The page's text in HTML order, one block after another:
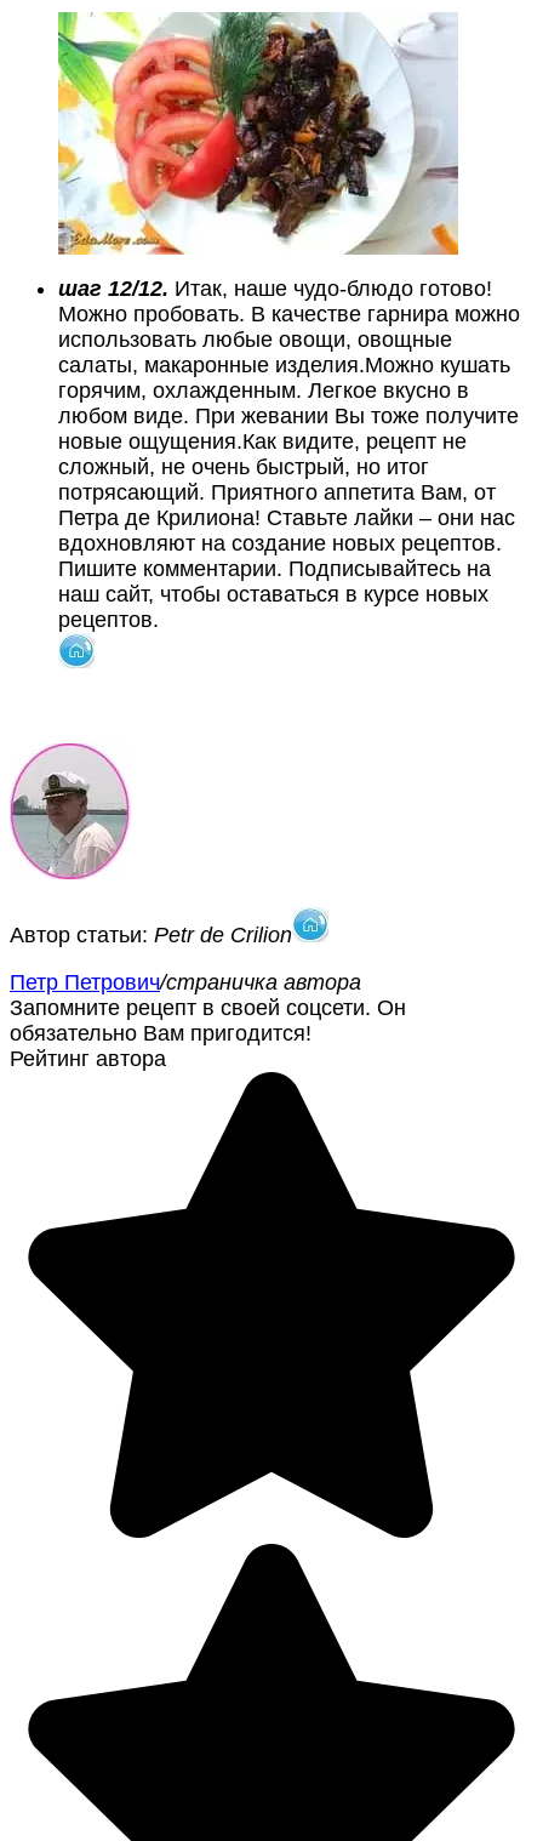
шаг 12/12. Итак, наше чудо-блюдо готово!
Можно пробовать. В качестве гарнира можно
использовать любые овощи, овощные
салаты, макаронные изделия.Можно кушать
горячим, охлажденным. Легкое вкусно в
любом виде. При жевании Вы тоже получите
новые ощущения.Как видите, рецепт не
сложный, не очень быстрый, но итог
потрясающий. Приятного аппетита Вам, от
Петра де Крилиона! Ставьте лайки – они нас
вдохновляют на создание новых рецептов.
Пишите комментарии. Подписывайтесь на
наш сайт, чтобы оставаться в курсе новых
рецептов.
Автор статьи: Petr de Crilion
Петр Петрович/страничка автора
Запомните рецепт в своей соцсети. Он
обязательно Вам пригодится!
Рейтинг автора